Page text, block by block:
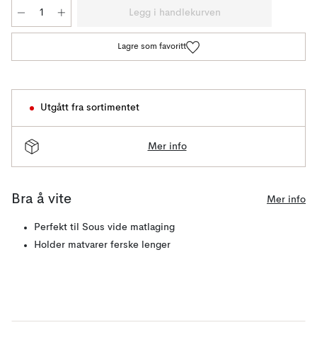
Legg i handlekurven
Lagre som favoritt
Utgått fra sortimentet
Mer info
Bra å vite Mer info
Perfekt til Sous vide matlaging
Holder matvarer ferske lenger